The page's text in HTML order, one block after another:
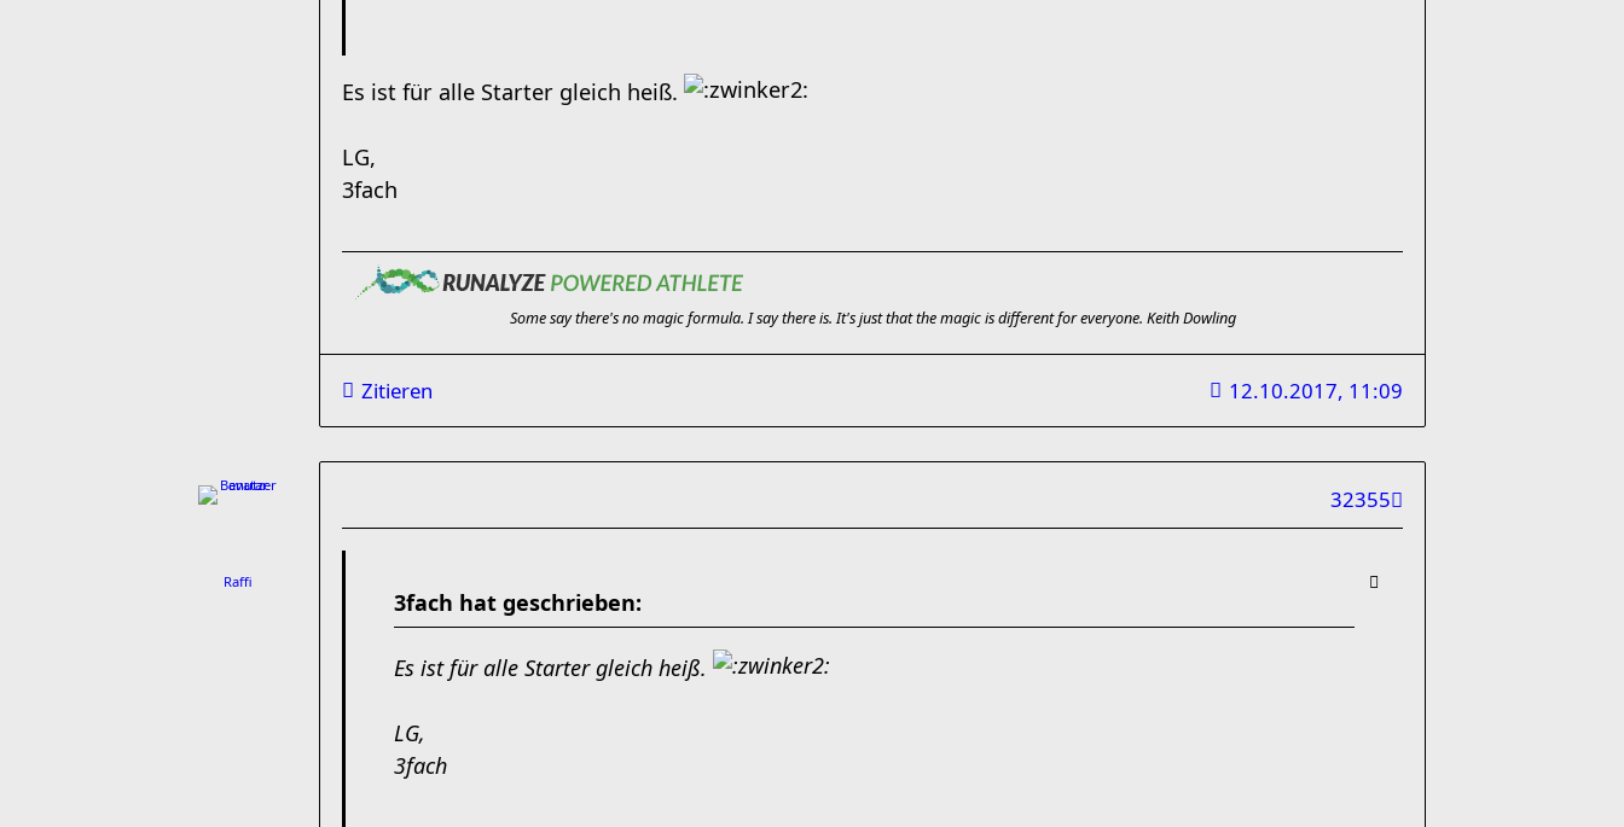
Es ist für alle Starter gleich heiß.
LG,
3fach
Some say there's no magic formula. I say there is. It's just that the magic is different for everyone. Keith Dowling
Zitieren 12.10.2017, 11:09
Raffi
32355
3fach hat geschrieben:
Es ist für alle Starter gleich heiß.
LG,
3fach